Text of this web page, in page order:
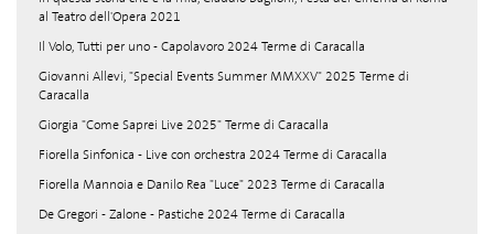
al Teatro dell'Opera 2021
Il Volo, Tutti per uno - Capolavoro 2024 Terme di Caracalla
Giovanni Allevi, "Special Events Summer MMXXV" 2025 Terme di
Caracalla
Giorgia "Come Saprei Live 2025" Terme di Caracalla
Fiorella Sinfonica - Live con orchestra 2024 Terme di Caracalla
Fiorella Mannoia e Danilo Rea "Luce" 2023 Terme di Caracalla
De Gregori - Zalone - Pastiche 2024 Terme di Caracalla